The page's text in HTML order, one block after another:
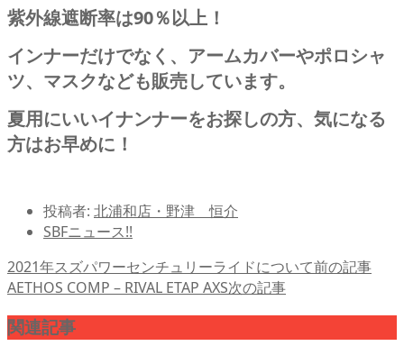
紫外線遮断率は90％以上！
インナーだけでなく、アームカバーやポロシャ
ツ、マスクなども販売しています。
夏用にいいイナンナーをお探しの方、気になる
方はお早めに！
投稿者: 北浦和店・野津 恒介
SBFニュース!!
2021年スズパワーセンチュリーライドについて前の記事
AETHOS COMP – RIVAL ETAP AXS次の記事
関連記事